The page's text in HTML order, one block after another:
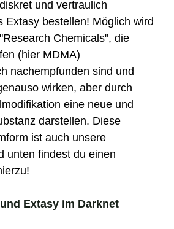
und vertraulich
Extasy bestellen! Möglich wird
Research Chemicals", die
(hier MDMA)
nachempfunden sind und
wirken, aber durch
eine neue und
darstellen. Diese
ist auch unsere
unten findest du einen
Extasy im Darknet